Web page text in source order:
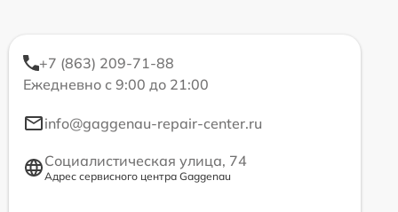
+7 (863) 209-71-88
Ежедневно с 9:00 до 21:00
info@gaggenau-repair-center.ru
Социалистическая улица, 74
Адрес сервисного центра Gaggenau